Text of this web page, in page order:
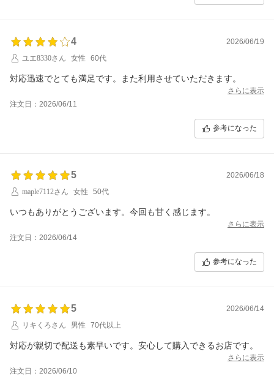
4
2026/06/19
ユエ8330さん
女性 60代
対応迅速でとても満足です。また利用させていただきます。
さらに表示
注文日：2026/06/11
参考になった
5
2026/06/18
maple7112さん
女性 50代
いつもありがとうございます。今回も甘く感じます。
さらに表示
注文日：2026/06/14
参考になった
5
2026/06/14
リキくろさん
男性 70代以上
対応が親切で配送も素早いです。安心して購入できるお店です。
さらに表示
注文日：2026/06/10